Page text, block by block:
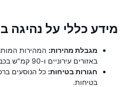
מידע כללי על נהיגה
מגבלת מהירות:
באזורים עירוניים ו-90 קמ"ש בכבישים מהירים.
חגורות בטיחות: כל הנוסעים
בטיחות.